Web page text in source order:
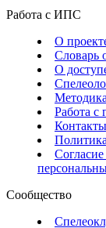
Работа с ИПС
О
Словарь
О
Работа с
Согласие
Сообщество